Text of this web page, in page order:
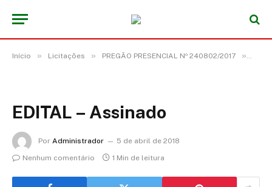
Início » Licitações » PREGÃO PRESENCIAL Nº 240802/2017 »
EDITAL – Assinado
Por Administrador
5 de abril de 2018
Nenhum comentário
1 Min de leitura